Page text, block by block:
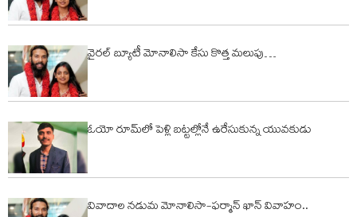
వైరల్ బ్యూటీ మోనాలిసా కేసు కొత్త మలుపు…
ఓయో రూమ్‌లో పెళ్లి బ‌ట్ట‌ల్లోనే ఉరేసుకున్న యువ‌కుడు
వివాదాల నడుమ మోనాలిసా-ఫర్మాన్ ఖాన్ వివాహం..